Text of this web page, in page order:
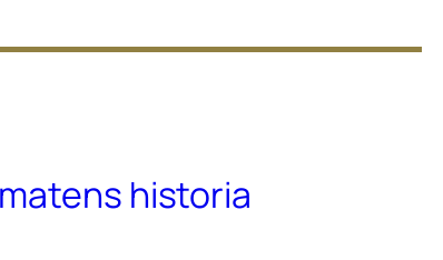
historia